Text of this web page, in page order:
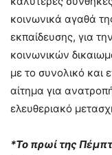
κοινωνικά αγαθά
εκπαίδευσης, για
κοινωνικών
με το συνολικό και
αίτημα για
ελευθεριακό
*Το πρωί της